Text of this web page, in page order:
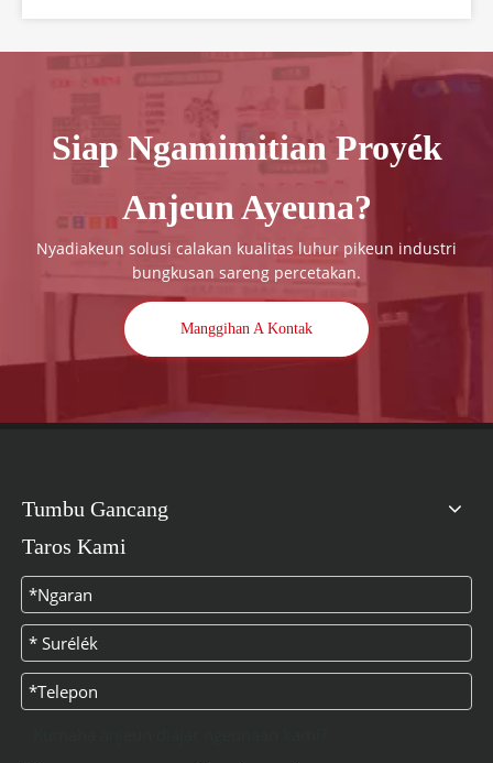
dunya. Salaku pelopor dina industri mesin
bungkusan, kami bungah
Siap Ngamimitian Proyék
Anjeun Ayeuna?
Nyadiakeun solusi calakan kualitas luhur pikeun industri
bungkusan sareng percetakan.
Manggihan A Kontak
Tumbu Gancang
Taros Kami